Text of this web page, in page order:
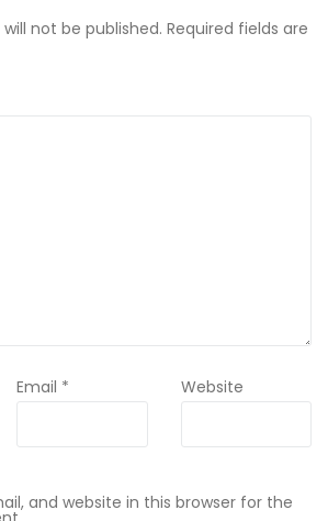
not be published. Required fields are
Email * Website
and website in this browser for the